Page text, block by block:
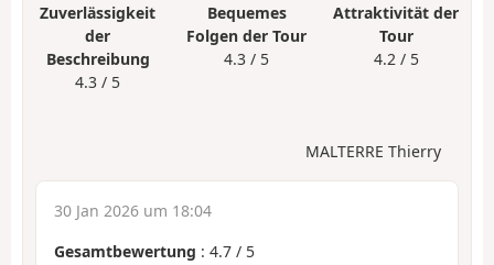
Zuverlässigkeit
der
Beschreibung
4.3 / 5
Bequemes
Folgen der Tour
4.3 / 5
Attraktivität der
Tour
4.2 / 5
MALTERRE Thierry
30 Jan 2026 um 18:04
Gesamtbewertung : 4.7 / 5